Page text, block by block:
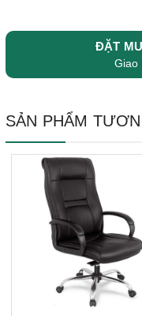
ĐẶT
Giao
SẢN PHẨM